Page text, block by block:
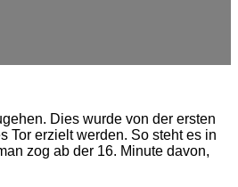
Dies wurde von der ersten
Tor erzielt werden. So steht es in
zog ab der 16. Minute davon,